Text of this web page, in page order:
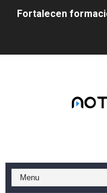
Fortalecen
Fundecem inició
Iniciación al yoga